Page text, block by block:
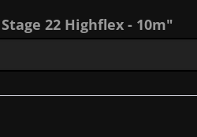
22 Highflex - 10m"